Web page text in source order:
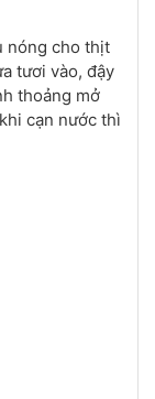
nóng cho thịt
tươi vào, đậy
thoảng mở
cạn nước thì